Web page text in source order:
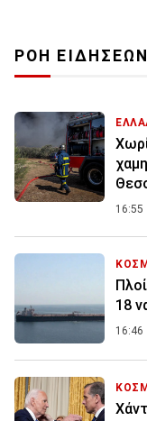
ΡΟΗ ΕΙΔΗΣΕΩΝ
16:55
18
16:46